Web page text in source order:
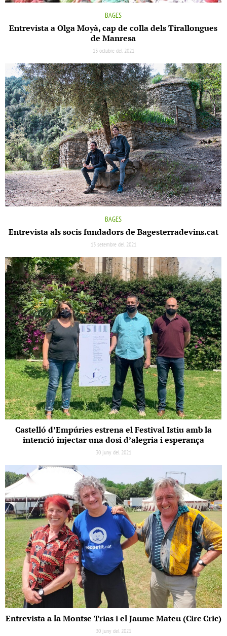
BAGES
Entrevista a Olga Moyà, cap de colla dels Tirallongues
de Manresa
13 octubre del 2021
BAGES
Entrevista als socis fundadors de Bagesterradevins.cat
13 setembre del 2021
Castelló d’Empúries estrena el Festival Istiu amb la
intenció injectar una dosi d’alegria i esperança
30 juny del 2021
Entrevista a la Montse Trias i el Jaume Mateu (Circ Cric)
30 juny del 2021